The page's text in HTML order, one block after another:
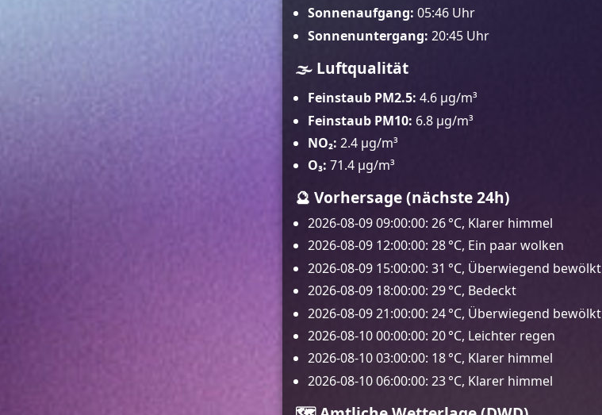
Sonnenaufgang: 05:46 Uhr
Sonnenuntergang: 20:45 Uhr
🌫️ Luftqualität
Feinstaub PM2.5: 4.6 µg/m³
Feinstaub PM10: 6.8 µg/m³
NO₂: 2.4 µg/m³
O₃: 71.4 µg/m³
🔮 Vorhersage (nächste 24h)
2026-08-09 09:00:00: 26 °C, Klarer himmel
2026-08-09 12:00:00: 28 °C, Ein paar wolken
2026-08-09 15:00:00: 31 °C, Überwiegend bewölkt
2026-08-09 18:00:00: 29 °C, Bedeckt
2026-08-09 21:00:00: 24 °C, Überwiegend bewölkt
2026-08-10 00:00:00: 20 °C, Leichter regen
2026-08-10 03:00:00: 18 °C, Klarer himmel
2026-08-10 06:00:00: 23 °C, Klarer himmel